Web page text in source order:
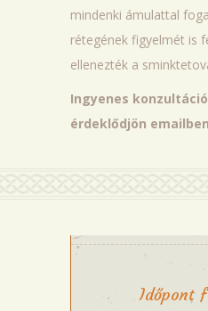
mindenki ámulattal
rétegének figyelmét is
ellenezték a
Ingyenes
érdeklődjön
Időpont